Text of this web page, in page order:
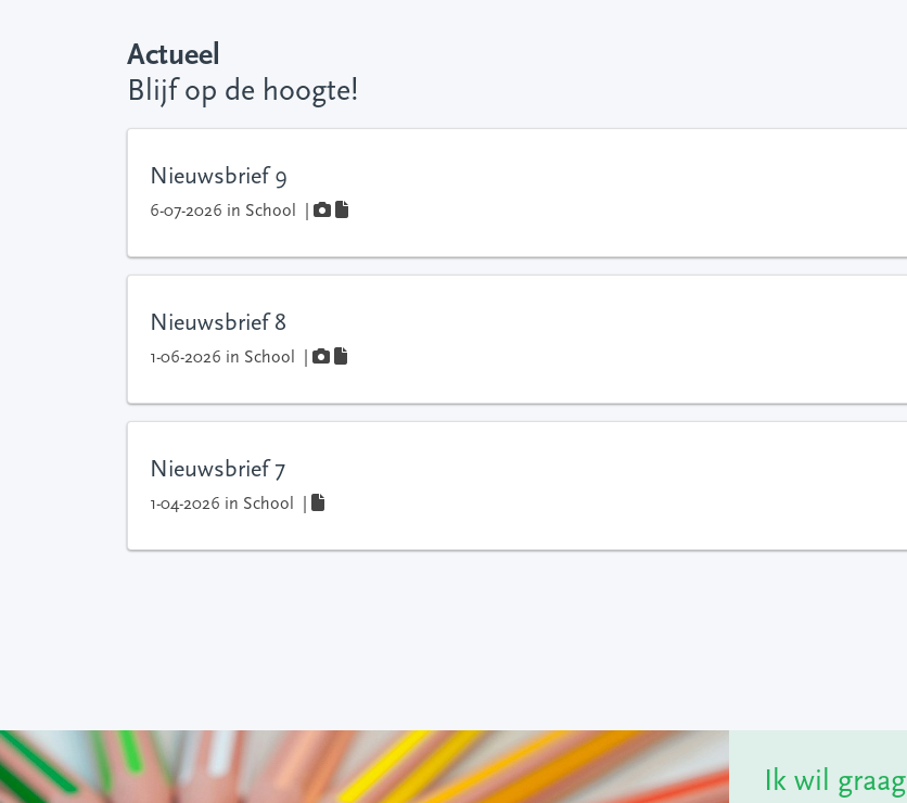
Actueel
Blijf op de hoogte!
Nieuwsbrief 9
6-07-2026 in School
Nieuwsbrief 8
1-06-2026 in School
Nieuwsbrief 7
1-04-2026 in School
Ik wil graag